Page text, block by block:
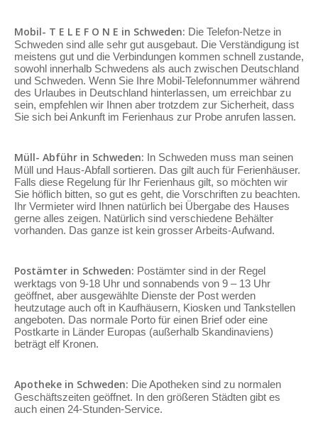
Mobil- T E L E F O N E in Schweden: Die Telefon-Netze in
Schweden sind alle sehr gut ausgebaut. Die Verständigung ist
meistens gut und die Verbindungen kommen schnell zustande,
sowohl innerhalb Schwedens als auch zwischen Deutschland
und Schweden. Wenn Sie Ihre Mobil-Telefonnummer während
des Urlaubes in Deutschland hinterlassen, um erreichbar zu
sein, empfehlen wir Ihnen aber trotzdem zur Sicherheit, dass
Sie sich bei Ankunft im Ferienhaus zur Probe anrufen lassen.
Müll- Abführ in Schweden: In Schweden muss man seinen
Müll und Haus-Abfall sortieren. Das gilt auch für Ferienhäuser.
Falls diese Regelung für Ihr Ferienhaus gilt, so möchten wir
Sie höflich bitten, so gut es geht, die Vorschriften zu beachten.
Ihr Vermieter wird Ihnen natürlich bei Übergabe des Hauses
gerne alles zeigen. Natürlich sind verschiedene Behälter
vorhanden. Das ganze ist kein grosser Arbeits-Aufwand.
Postämter in Schweden: Postämter sind in der Regel
werktags von 9-18 Uhr und sonnabends von 9 – 13 Uhr
geöffnet, aber ausgewählte Dienste der Post werden
heutzutage auch oft in Kaufhäusern, Kiosken und Tankstellen
angeboten. Das normale Porto für einen Brief oder eine
Postkarte in Länder Europas (außerhalb Skandinaviens)
beträgt elf Kronen.
Apotheke in Schweden: Die Apotheken sind zu normalen
Geschäftszeiten geöffnet. In den größeren Städten gibt es
auch einen 24-Stunden-Service.